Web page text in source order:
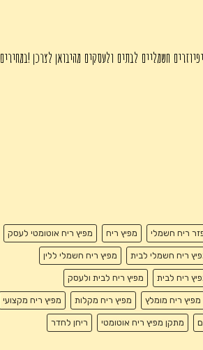
חשמליים לבתים ולעסקים מהיבואן לצרכן !במחירים
ריח חשמלי מפיץ ריח מפיץ ריח אוטומטי לעסק
ריח חשמלי לבית מפיץ ריח חשמלי ללין
ריח לבית מפיץ ריח לבית ולעסק
מפיץ ריח מומלץ מפיץ ריח מקלות מפיץ ריח מקצועי
מתקן מפיץ ריח אוטומטי ריחן לחדר